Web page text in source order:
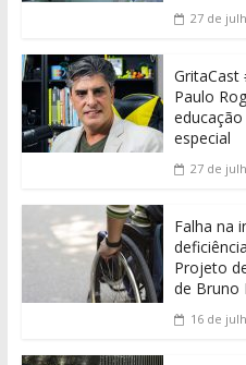
27 de
Paulo
especial
27 de
Falha na
Projeto
de Bruno
16 de